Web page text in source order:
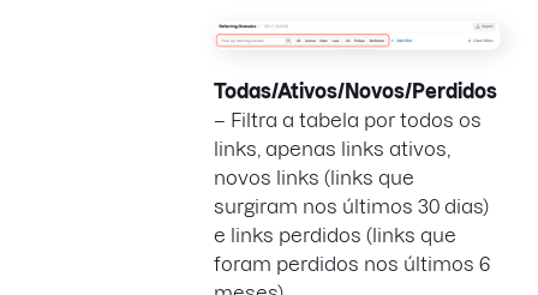
Todas/Ativos/Novos/Perdidos
– Filtra a tabela por todos os
links, apenas links ativos,
novos links (links que
surgiram nos últimos 30 dias)
e links perdidos (links que
foram perdidos nos últimos 6